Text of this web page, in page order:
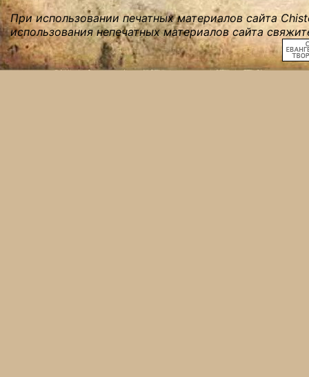
При использовании печатных материалов сайта
использования непечатных материалов сайта